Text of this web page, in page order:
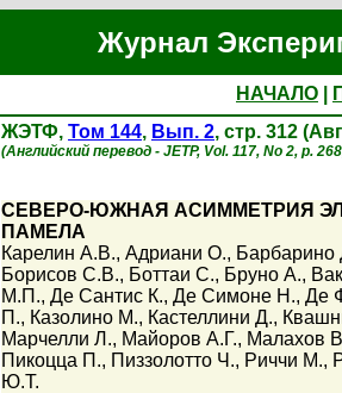
Журнал
НАЧАЛО
ЖЭТФ, Том 144, Вып. 2, стр. 312
(Английский перевод - JETP, Vol. 117, No 2, p.
СЕВЕРО-ЮЖНАЯ АСИММЕТРИЯ
ПАМЕЛА
Карелин А.В., Адриани О., Барбарино
Борисов С.В., Боттаи С., Бруно А.,
М.П., Де Сантис К., Де Симоне Н., Де
П., Казолино М., Кастеллини Д.,
Марчелли Л., Майоров А.Г., Малахов
Пикоцца П., Пиззолотто Ч., Риччи М.,
Ю.Т.